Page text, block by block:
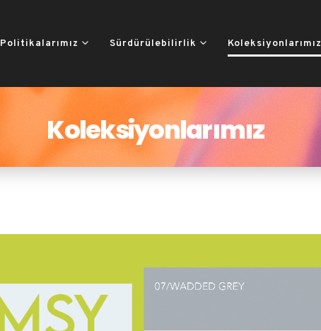
Politikalarımız Sürdürülebilirlik Koleksiyonlarımız
Koleksiyonlarımız